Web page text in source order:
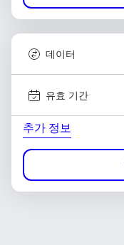
데이터
유효 기간
추가 정보